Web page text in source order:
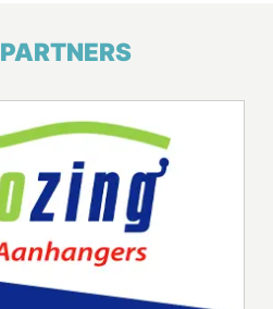
PARTNERS